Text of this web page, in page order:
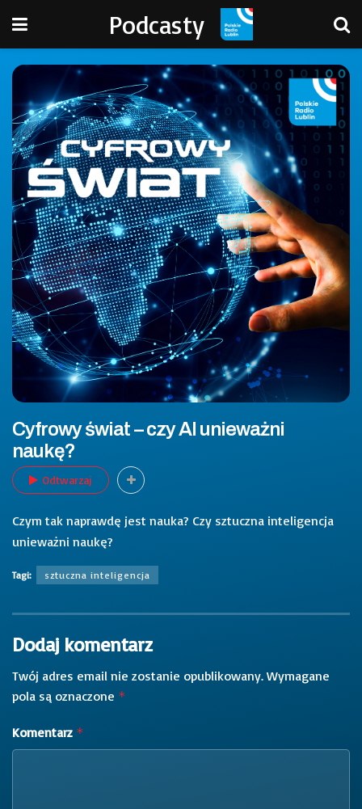
Podcasty
Cyfrowy świat – czy AI unieważni
naukę?
Odtwarzaj
Czym tak naprawdę jest nauka? Czy sztuczna inteligencja
unieważni naukę?
Tagi: sztuczna inteligencja
Dodaj komentarz
Twój adres email nie zostanie opublikowany. Wymagane
pola są oznaczone *
Komentarz *